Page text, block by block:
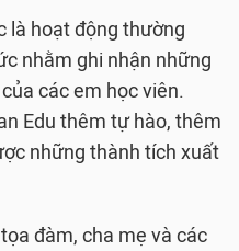
là hoạt động thường
nhằm ghi nhận những
các em học viên.
Edu thêm tự hào, thêm
những thành tích xuất
đàm, cha mẹ và các